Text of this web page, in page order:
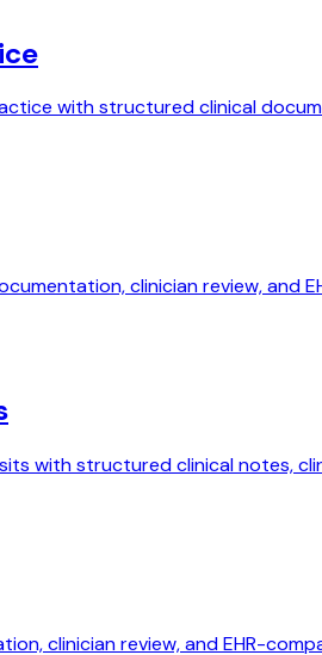
with structured clinical
clinician review, and
with structured clinical notes,
clinician review, and EHR-